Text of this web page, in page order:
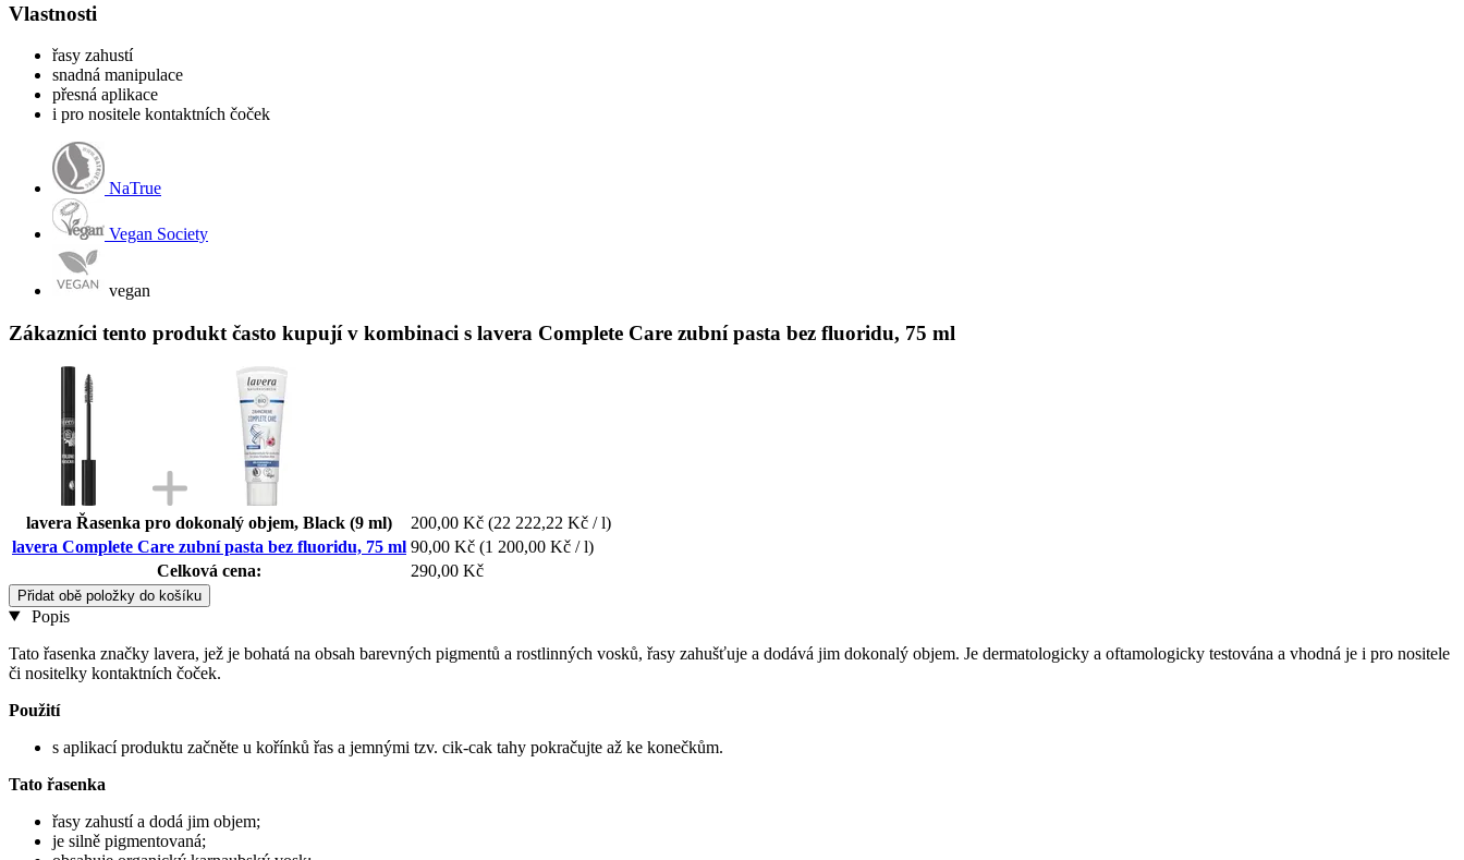
Vlastnosti
řasy zahustí
snadná manipulace
přesná aplikace
i pro nositele kontaktních čoček
NaTrue
Vegan Society
vegan
Zákazníci tento produkt často kupují v kombinaci s lavera Complete Care zubní pasta bez fluoridu, 75 ml
lavera Řasenka pro dokonalý objem, Black (9 ml) 200,00 Kč (22 222,22 Kč / l)
lavera Complete Care zubní pasta bez fluoridu, 75 ml 90,00 Kč (1 200,00 Kč / l)
Celková cena:
290,00 Kč
Přidat obě položky do košíku
Popis
Tato řasenka značky lavera, jež je bohatá na obsah barevných pigmentů a rostlinných vosků, řasy zahušťuje a dodává jim dokonalý objem. Je dermatologicky a oftamologicky testována a vhodná je i pro nositele
či nositelky kontaktních čoček.
Použití
s aplikací produktu začněte u kořínků řas a jemnými tzv. cik-cak tahy pokračujte až ke konečkům.
Tato řasenka
řasy zahustí a dodá jim objem;
je silně pigmentovaná;